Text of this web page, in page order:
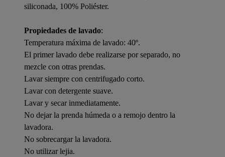
siliconada, 100% Poliéster.
Propiedades de lavado:
Temperatura máxima de lavado: 40º.
El primer lavado debe realizarse por separado, no
mezcle con otras prendas.
Lavar siempre con centrifugado corto.
Lavar con detergente suave.
Lavar y secar inmediatamente.
No dejar la prenda húmeda o a remojo dentro la
lavadora.
No sobrecargar la lavadora.
No utilizar lejia.